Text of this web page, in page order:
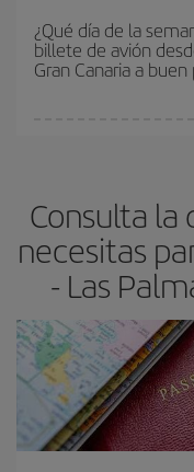
precio según tus
asegura el vuelo más
¿Qué día de la
billete de avión
Gran Canaria a buen
avión más baratos te
las fechas y los
el precio más barato.
Consulta
necesitas
- Las